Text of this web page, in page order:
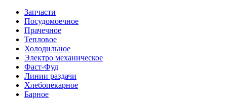
Запчасти
Посудомоечное
Прачечное
Тепловое
Холодильное
Электро механическое
Фаст-Фуд
Линии раздачи
Хлебопекарное
Барное